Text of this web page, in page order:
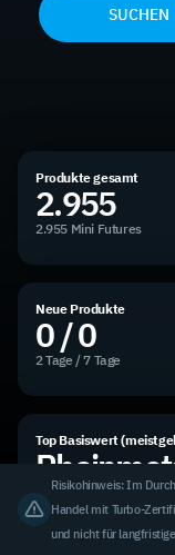
SUCHEN
Produkte gesamt
2.955
2.955 Mini Futures
Neue Produkte
0 / 0
2 Tage / 7 Tage
Top Basiswert
6,21 % des
Risikohinweis: Im
Handel mit Turbo-
und nicht für